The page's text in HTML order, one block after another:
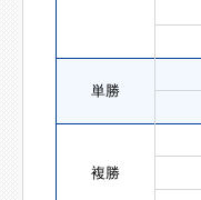
単勝
複勝